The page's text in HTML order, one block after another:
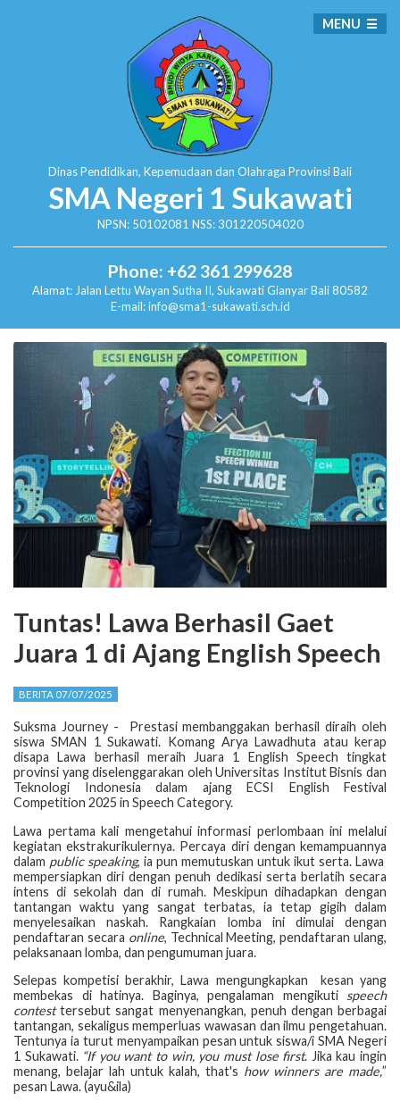
Dinas Pendidikan, Kepemudaan dan Olahraga Provinsi Bali
SMA Negeri 1 Sukawati
NPSN: 50102081 NSS: 301220504020
Phone: +62 361 299628
Alamat: Jalan Lettu Wayan Sutha II, SukawatiGianyar Bali 80582
E-mail: info@sma1-sukawati.sch.id
MENU
Tuntas! Lawa Berhasil Gaet
Juara 1 di Ajang English Speech
BERITA 07/07/2025
Suksma Journey - Prestasi membanggakan berhasil diraih oleh
siswa SMAN 1 Sukawati. Komang Arya Lawadhuta atau kerap
disapa Lawa berhasil meraih Juara 1 English Speech tingkat
provinsi yang diselenggarakan oleh Universitas Institut Bisnis dan
Teknologi Indonesia dalam ajang ECSI English Festival
Competition 2025 in Speech Category.
Lawa pertama kali mengetahui informasi perlombaan ini melalui
kegiatan ekstrakurikulernya. Percaya diri dengan kemampuannya
dalam public speaking, ia pun memutuskan untuk ikut serta. Lawa
mempersiapkan diri dengan penuh dedikasi serta berlatih secara
intens di sekolah dan di rumah. Meskipun dihadapkan dengan
tantangan waktu yang sangat terbatas, ia tetap gigih dalam
menyelesaikan naskah. Rangkaian lomba ini dimulai dengan
pendaftaran secara online, Technical Meeting, pendaftaran ulang,
pelaksanaan lomba, dan pengumuman juara.
Selepas kompetisi berakhir, Lawa mengungkapkan kesan yang
membekas di hatinya. Baginya, pengalaman mengikuti speech
contesttersebut sangat menyenangkan, penuh dengan berbagai
tantangan, sekaligus memperluas wawasan dan ilmu pengetahuan.
Tentunya ia turut menyampaikan pesan untuk siswa/i SMA Negeri
1 Sukawati. “If you want to win, you must lose first. Jika kau ingin
menang, belajar lah untuk kalah, that's how winners are made,”
pesan Lawa. (ayu&ila)